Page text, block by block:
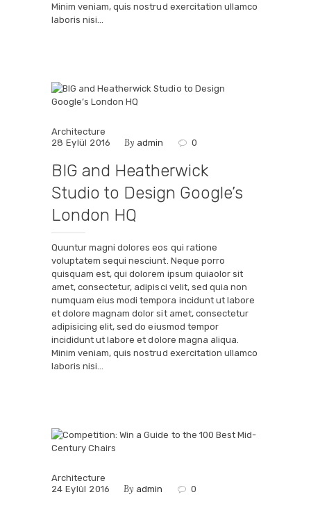
Minim veniam, quis nostrud exercitation ullamco
laboris nisi…
Architecture
28 Eylül 2016
By admin 0
BIG and Heatherwick
Studio to Design Google’s
London HQ
Quuntur magni dolores eos qui ratione
voluptatem sequi nesciunt. Neque porro
quisquam est, qui dolorem ipsum quiaolor sit
amet, consectetur, adipisci velit, sed quia non
numquam eius modi tempora incidunt ut labore
et dolore magnam dolor sit amet, consectetur
adipisicing elit, sed do eiusmod tempor
incididunt ut labore et dolore magna aliqua.
Minim veniam, quis nostrud exercitation ullamco
laboris nisi…
Architecture
24 Eylül 2016
By admin 0